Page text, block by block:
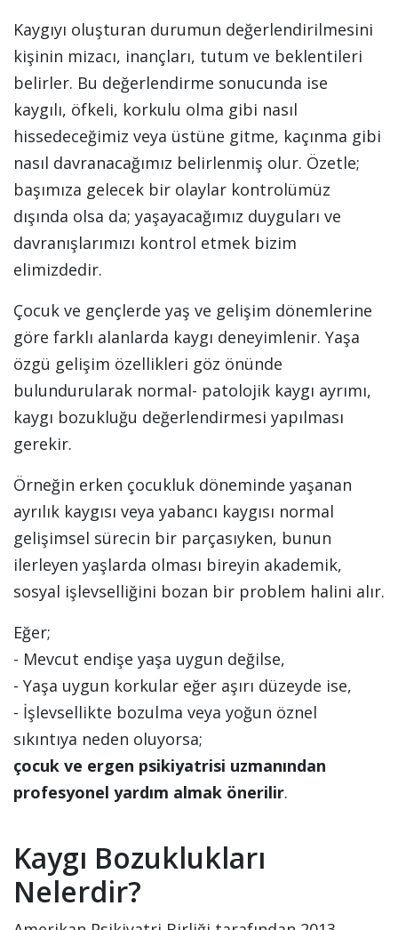
Kaygıyı oluşturan durumun değerlendirilmesini
kişinin mizacı, inançları, tutum ve beklentileri
belirler. Bu değerlendirme sonucunda ise
kaygılı, öfkeli, korkulu olma gibi nasıl
hissedeceğimiz veya üstüne gitme, kaçınma gibi
nasıl davranacağımız belirlenmiş olur. Özetle;
başımıza gelecek bir olaylar kontrolümüz
dışında olsa da; yaşayacağımız duyguları ve
davranışlarımızı kontrol etmek bizim
elimizdedir.
Çocuk ve gençlerde yaş ve gelişim dönemlerine
göre farklı alanlarda kaygı deneyimlenir. Yaşa
özgü gelişim özellikleri göz önünde
bulundurularak normal- patolojik kaygı ayrımı,
kaygı bozukluğu değerlendirmesi yapılması
gerekir.
Örneğin erken çocukluk döneminde yaşanan
ayrılık kaygısı veya yabancı kaygısı normal
gelişimsel sürecin bir parçasıyken, bunun
ilerleyen yaşlarda olması bireyin akademik,
sosyal işlevselliğini bozan bir problem halini alır.
Eğer;
- Mevcut endişe yaşa uygun değilse,
- Yaşa uygun korkular eğer aşırı düzeyde ise,
- İşlevsellikte bozulma veya yoğun öznel
sıkıntıya neden oluyorsa;
çocuk ve ergen psikiyatrisi uzmanından
profesyonel yardım almak önerilir.
Kaygı Bozuklukları
Nelerdir?